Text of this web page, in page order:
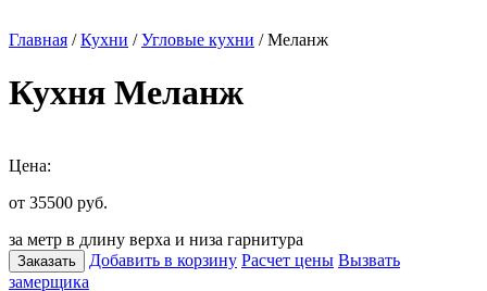
Главная /Кухни /Угловые кухни / Меланж
Кухня Меланж
Цена:
от 35500 руб.
за метр в длину верха и низа гарнитура
Заказать Добавить в корзину Расчет цены Вызвать
замерщика